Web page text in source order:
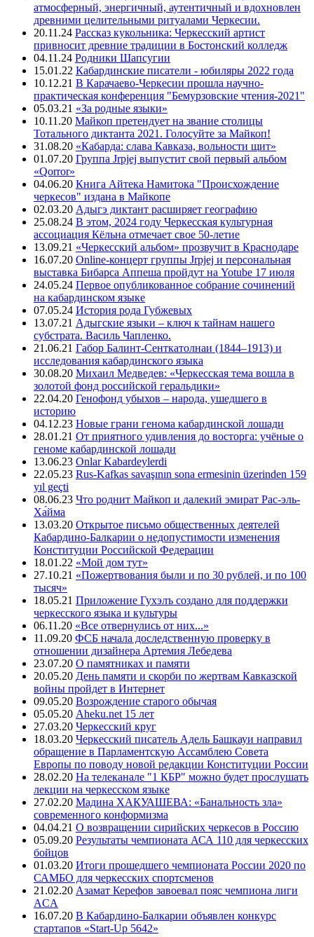
атмосферный, энергичный, аутентичный и вдохновлен
древними целительными ритуалами Черкесии.
20.11.24 Рассказ кукольника: Черкесский артист
привносит древние традиции в Бостонский колледж
04.11.24 Родники Шапсугии
15.01.22 Кабардинские писатели - юбиляры 2022 года
10.12.21 В Карачаево-Черкесии прошла научно-
практическая конференция "Бемурзовские чтения-2021"
05.03.21 «За родные языки»
10.11.20 Майкоп претендует на звание столицы
Тотального диктанта 2021. Голосуйте за Майкоп!
31.08.20 «Кабарда: слава Кавказа, вольности щит»
01.07.20 Группа Jrpjej выпустит свой первый альбом
«Qorror»
04.06.20 Книга Айтека Намитока "Происхождение
черкесов" издана в Майкопе
02.03.20 Адыгэ диктант расширяет географию
25.08.24 В этом, 2024 году Черкесская культурная
ассоциация Кёльна отмечает свое 50-летие
13.09.21 «Черкесский альбом» прозвучит в Краснодаре
16.07.20 Online-концерт группы Jrpjej и персональная
выставка Бибарса Аппеша пройдут на Yotube 17 июля
24.05.24 Первое опубликованное собрание сочинений
на кабардинском языке
07.05.24 История рода Губжевых
13.07.21 Адыгские языки – ключ к тайнам нашего
субстрата. Василь Чапленко.
21.06.21 Габор Балинт-Сенткатолнаи (1844–1913) и
исследования кабардинского языка
30.08.20 Михаил Медведев: «Черкесская тема вошла в
золотой фонд российской геральдики»
22.04.20 Генофонд убыхов – народа, ушедшего в
историю
04.12.23 Новые грани генома кабардинской лошади
28.01.21 От приятного удивления до восторга: учёные о
геноме кабардинской лошади
13.06.23 Onlar Kabardeylerdi
22.05.23 Rus-Kafkas savaşının sona ermesinin üzerinden 159
yıl geçti
08.06.23 Что роднит Майкоп и далекий эмират Рас-эль-
Ха́йма
13.03.20 Открытое письмо общественных деятелей
Кабардино-Балкарии о недопустимости изменения
Конституции Российской Федерации
18.01.22 «Мой дом тут»
27.10.21 «Пожертвования были и по 30 рублей, и по 100
тысяч»
18.05.21 Приложение Гухэлъ создано для поддержки
черкесского языка и культуры
06.11.20 «Все отвернулись от них...»
11.09.20 ФСБ начала доследственную проверку в
отношении дизайнера Артемия Лебедева
23.07.20 О памятниках и памяти
20.05.20 День памяти и скорби по жертвам Кавказской
войны пройдет в Интернет
09.05.20 Возрождение старого обычая
05.05.20 Aheku.net 15 лет
27.03.20 Черкесский круг
18.03.20 Черкесский писатель Адель Башкауи направил
обращение в Парламентскую Ассамблею Совета
Европы по поводу новой редакции Конституции России
28.02.20 На телеканале "1 КБР" можно будет прослушать
лекции на черкесском языке
27.02.20 Мадина ХАКУАШЕВА: «Банальность зла»
современного конформизма
04.04.21 О возвращении сирийских черкесов в Россию
05.09.20 Результаты чемпионата АСА 110 для черкесских
бойцов
01.03.20 Итоги прошедшего чемпионата России 2020 по
САМБО для черкесских спортсменов
21.02.20 Азамат Керефов завоевал пояс чемпиона лиги
ACA
16.07.20 В Кабардино-Балкарии объявлен конкурс
стартапов «Start-Up 5642»